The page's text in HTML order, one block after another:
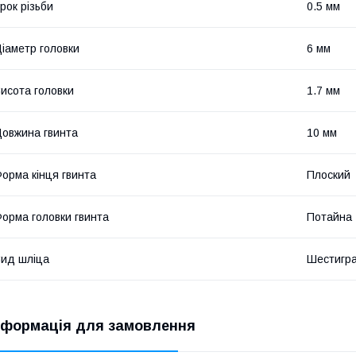
різьби 0.5 мм
головки 6 мм
головки 1.7 мм
гвинта 10 мм
кінця гвинта Плоский
головки гвинта Потайна
шліца
для замовлення